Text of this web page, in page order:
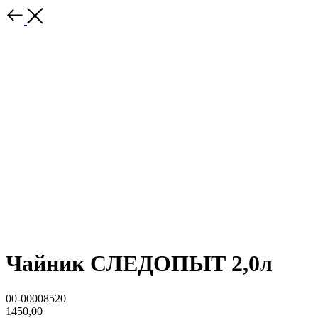
Чайник СЛЕДОПЫТ 2,0л
00-00008520
1450,00